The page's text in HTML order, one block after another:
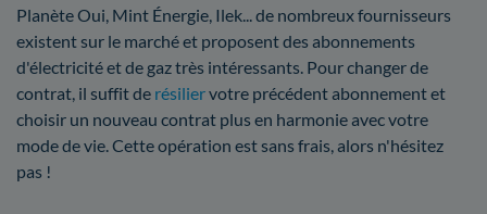
Planète Oui, Mint Énergie, Ilek... de nombreux fournisseurs
existent sur le marché et proposent des abonnements
d'électricité et de gaz très intéressants. Pour changer de
contrat, il suffit de résiliervotre précédent abonnement et
choisir un nouveau contrat plus en harmonie avec votre
mode de vie. Cette opération est sans frais, alors n'hésitez
pas !